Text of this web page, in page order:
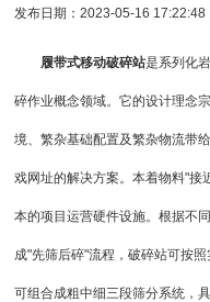
发布日期：2023-05-16 17:22:48
履带式移动破碎站是系列化
碎作业概念领域。它的设计理念
境、繁杂基础配置及繁杂物流带
戏网址的解决方案。本着物料"接
本的项目运营硬件设施。根据不
成"先筛后碎"流程，破碎站可按
可组合成粗中细三段筛分系统，